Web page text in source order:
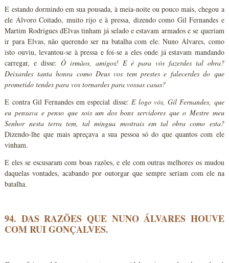
E estando dormindo em sua pousada, à meia-noite ou pouco mais, chegou a
ele Álvoro Coitado, muito rijo e à pressa, dizendo como Gil Fernandes e
Martim Rodrigues dElvas tinham já selado e estavam armados e se queriam
ir para Elvas, não querendo ser na batalha com ele. Nuno Álvares, como
isto ouviu, levantou-se à pressa e foi-se a eles onde já estavam mandando
carregar, e disse: Ó irmãos, amigos! E é para vós fazerdes tal obra?
Deixardes tanta honra como Deus vos tem prestes e falecerdes do que
prometido tendes para vos tornardes para vossas casas?
E contra Gil Fernandes em especial disse: E logo vós, Gil Fernandes, que
eu pensava e penso que sois um dos bons servidores que o Mestre meu
Senhor nesta terra tem, tal míngua mostrais em tal obra como esta?
Dizendo-lhe que mais apreçava a sua pessoa só do que quantos com ele
vinham.
E eles se escusaram com boas razões, e ele com outras melhores os mudou
daquelas vontades, acabando por outorgar que sempre seriam com ele na
batalha.
94. DAS RAZÕES QUE NUNO ÁLVARES HOUVE
COM RUI GONÇALVES.